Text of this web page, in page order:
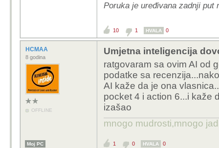
Poruka je uređivana zadnji put
10 1 HVALA 0
HCMAA
8 godina
OFFLINE
Umjetna inteligencija
ratgovaram sa ovim AI od
podatke sa
AI kaže da je ona
pocket 4 i action 6...i kaže
izašao
mnogo mudrosti,mnogo
Moj PC 1 0 HVALA 0